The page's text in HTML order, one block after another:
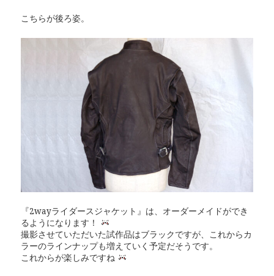
こちらが後ろ姿。
『2wayライダースジャケット』は、オーダーメイドができ
るようになります！
撮影させていただいた試作品はブラックですが、これからカ
ラーのラインナップも増えていく予定だそうです。
これからが楽しみですね